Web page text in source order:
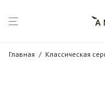
Главная / Классическая